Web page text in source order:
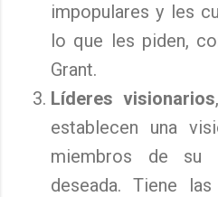
impopulares y les
lo que les piden,
Grant.
Líderes visionarios
establecen una
miembros de su
deseada. Tiene